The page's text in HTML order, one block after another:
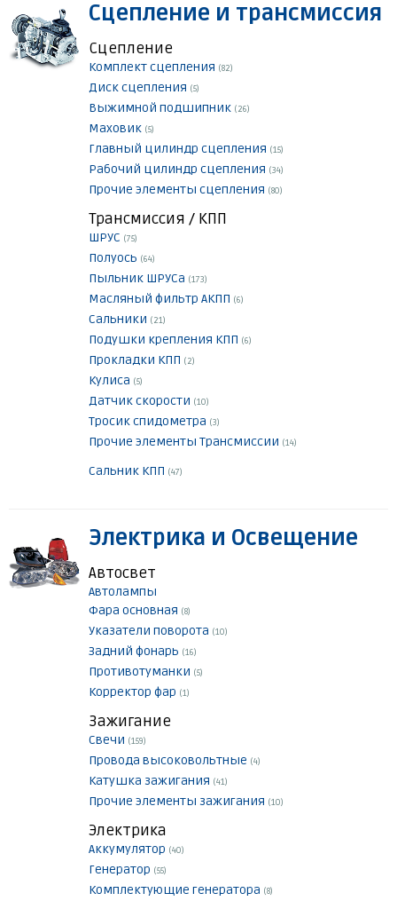
Сцепление и трансмиссия
Сцепление
Комплект сцепления (82)
Диск сцепления (5)
Выжимной подшипник (26)
Маховик (5)
Главный цилиндр сцепления (15)
Рабочий цилиндр сцепления (34)
Прочие элементы сцепления (80)
Трансмиссия / КПП
ШРУС (75)
Полуось (64)
Пыльник ШРУСа (173)
Масляный фильтр АКПП (6)
Сальники (21)
Подушки крепления КПП (6)
Прокладки КПП (2)
Кулиса (5)
Датчик скорости (10)
Тросик спидометра (3)
Прочие элементы Трансмиссии (14)
Сальник КПП (47)
Электрика и Освещение
Автосвет
Автолампы
Фара основная (8)
Указатели поворота (10)
Задний фонарь (16)
Противотуманки (5)
Корректор фар (1)
Зажигание
Свечи (159)
Провода высоковольтные (4)
Катушка зажигания (41)
Прочие элементы зажигания (10)
Электрика
Аккумулятор (40)
Генератор (55)
Комплектующие генератора (8)